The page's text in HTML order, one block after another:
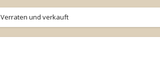
Verraten und verkauft